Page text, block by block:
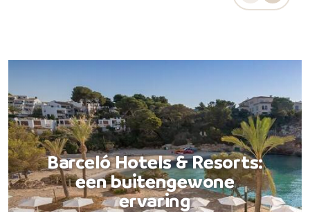
Barceló Hotels & Resorts:
een buitengewone
ervaring